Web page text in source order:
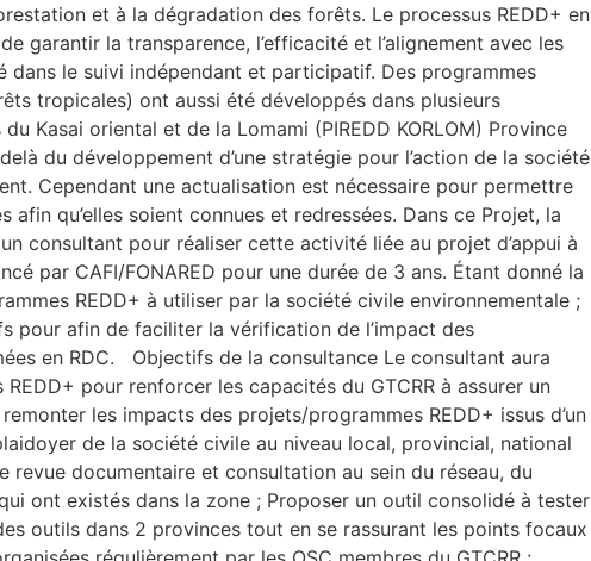
et à la dégradation des forêts. Le processus REDD+ en
garantir la transparence, l’efficacité et l’alignement avec les
dans le suivi indépendant et participatif. Des programmes
tropicales) ont aussi été développés dans plusieurs
Kasai oriental et de la Lomami (PIREDD KORLOM) Province
du développement d’une stratégie pour l’action de la société
Cependant une actualisation est nécessaire pour permettre
qu’elles soient connues et redressées. Dans ce Projet, la
consultant pour réaliser cette activité liée au projet d’appui à
par CAFI/FONARED pour une durée de 3 ans. Étant donné la
REDD+ à utiliser par la société civile environnementale ;
pour afin de faciliter la vérification de l’impact des
en RDC. Objectifs de la consultance Le consultant aura
pour renforcer les capacités du GTCRR à assurer un
les impacts des projets/programmes REDD+ issus d’un
de la société civile au niveau local, provincial, national
documentaire et consultation au sein du réseau, du
ont existés dans la zone ; Proposer un outil consolidé à tester
outils dans 2 provinces tout en se rassurant les points focaux